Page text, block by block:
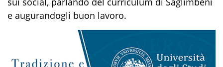
e augurandogli buon lavoro.